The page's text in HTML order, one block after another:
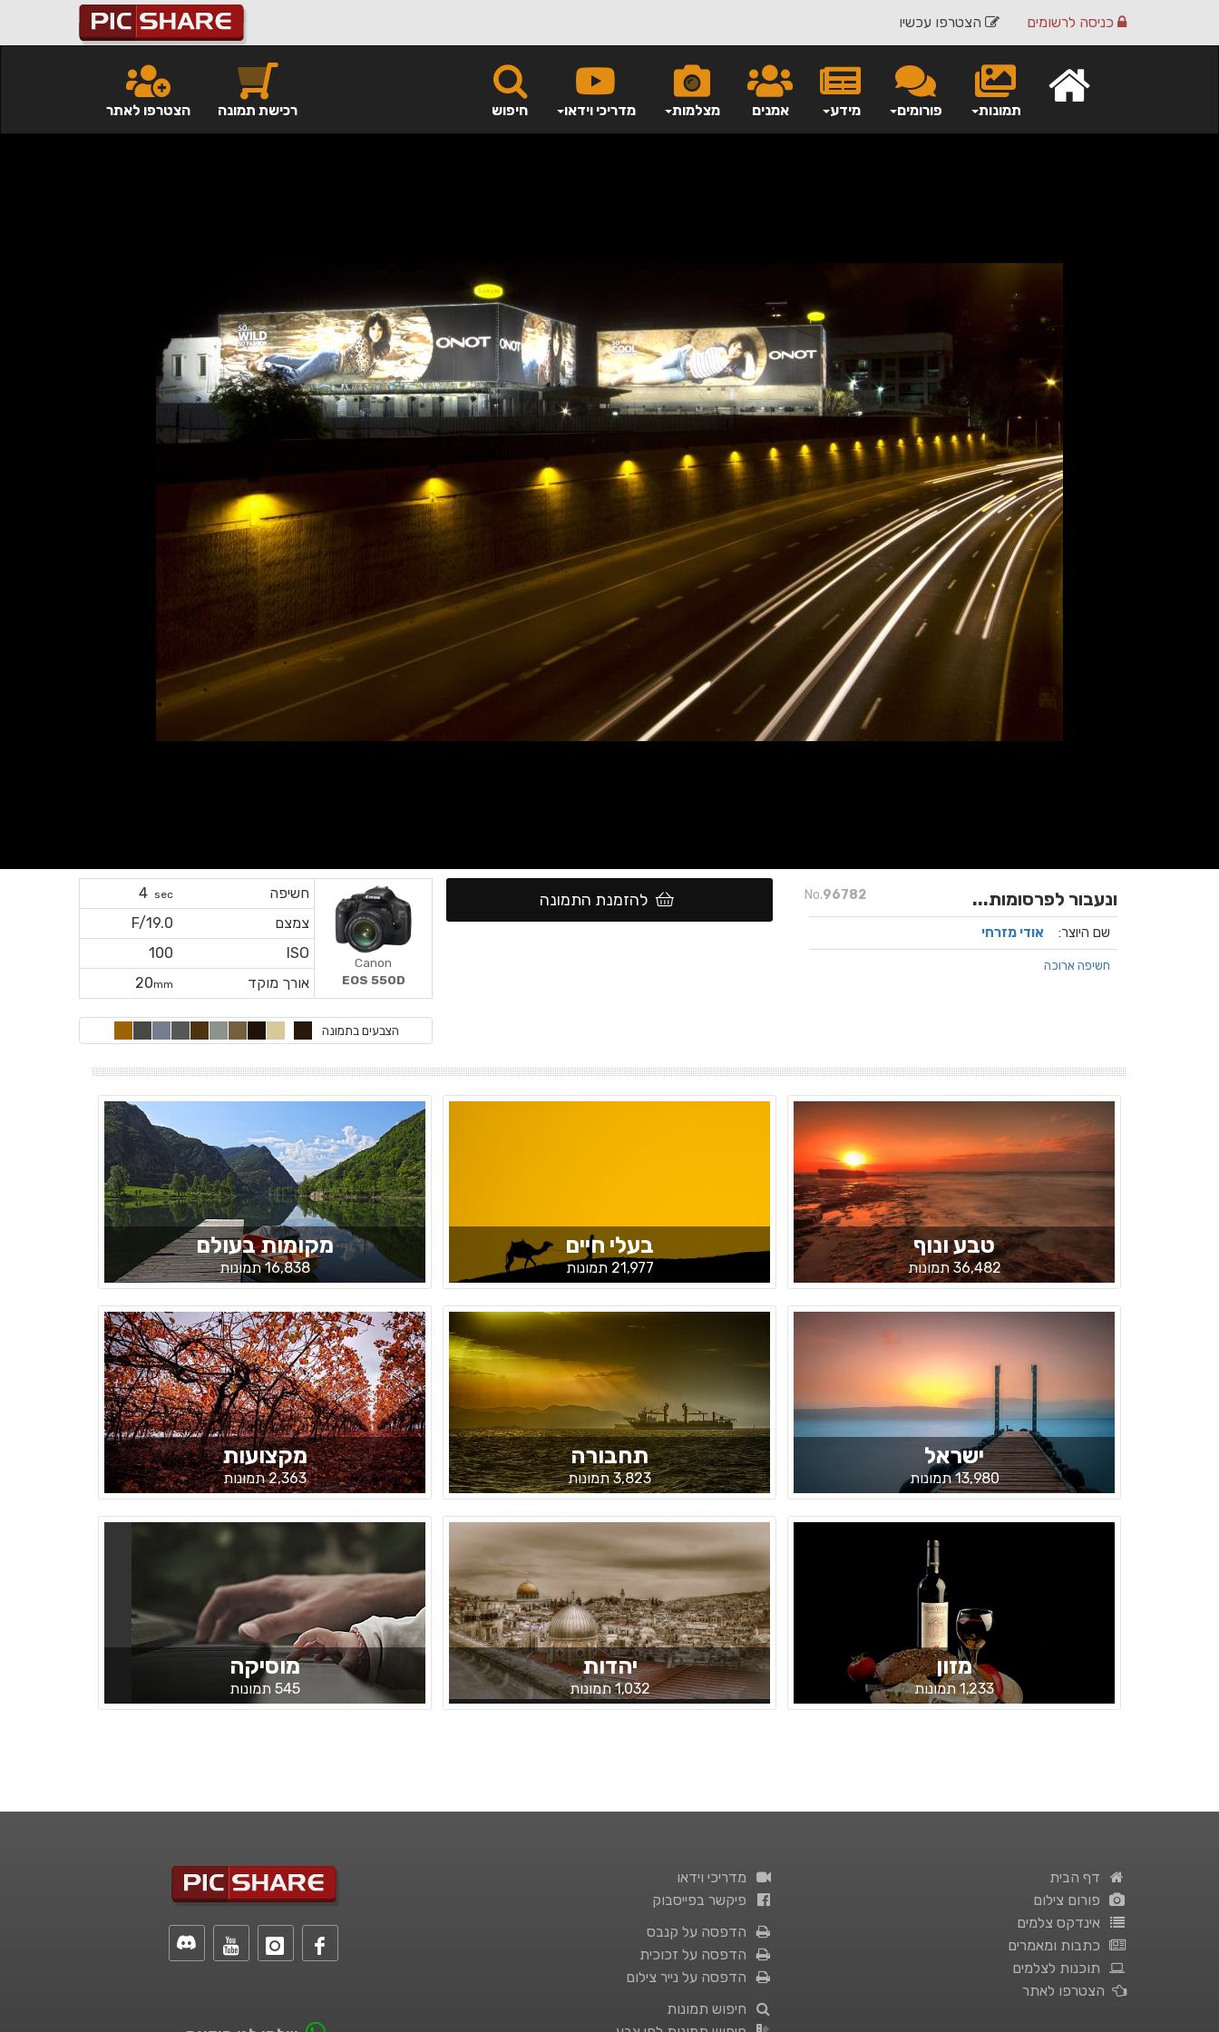
הצטרפו עכשיו כניסה לרשומים
חיפוש מדריכי וידאו מצלמות אמנים מידע פורומים תמונות הצטרפו לאתר רכישת תמונה
No.96782 ונעבור לפרסומות...
שם היוצר: אודי מזרחי
חשיפה ארוכה
חשיפה sec
4
צמצם
F/19.0
ISO
100
אורך מוקד
20mm
Canon
EOS 550D
הצבעים בתמונה
להזמנת התמונה
טבע ונוף
36,482 תמונות
בעלי חיים
21,977 תמונות
מקומות בעולם
16,838 תמונות
ישראל
13,980 תמונות
תחבורה
3,823 תמונות
מקצועות
2,363 תמונות
מזון
1,233 תמונות
יהדות
1,032 תמונות
מוסיקה
545 תמונות
מדריכי וידאו
פיקשר בפייסבוק
הדפסה על קנבס
הדפסה על זכוכית
הדפסה על נייר צילום
חיפוש תמונות
דף הבית
פורום צילום
אינדקס צלמים
כתבות ומאמרים
תוכנות לצלמים
הצטרפו לאתר